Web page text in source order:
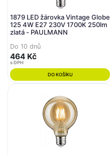
1879 LED žárovka Vintage Globe
125 4W E27 230V 1700K 250lm
zlatá - PAULMANN
Do 10 dnů
464 Kč
s DPH
DO KOŠÍKU